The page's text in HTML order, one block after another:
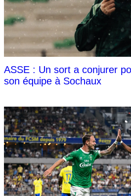
ASSE : Un sort a conjurer
son équipe à Sochaux